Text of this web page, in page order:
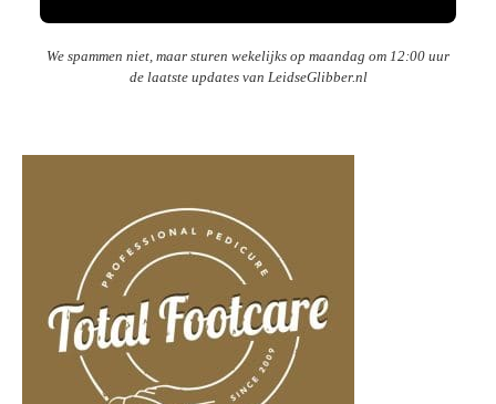
We spammen niet, maar sturen wekelijks op maandag om 12:00 uur
de laatste updates van LeidseGlibber.nl